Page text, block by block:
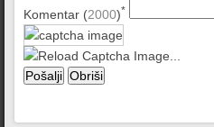
Komentar (2000)*